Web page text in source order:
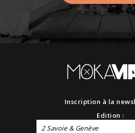
Inscription à la
Edition :
2 Savoie & Genève